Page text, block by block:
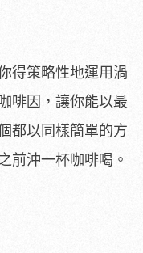
得策略性地運用渦
啡因，讓你能以最
都以同樣簡單的方
前沖一杯咖啡喝。